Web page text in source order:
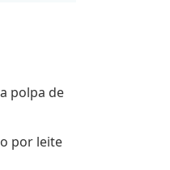
polpa de
por leite